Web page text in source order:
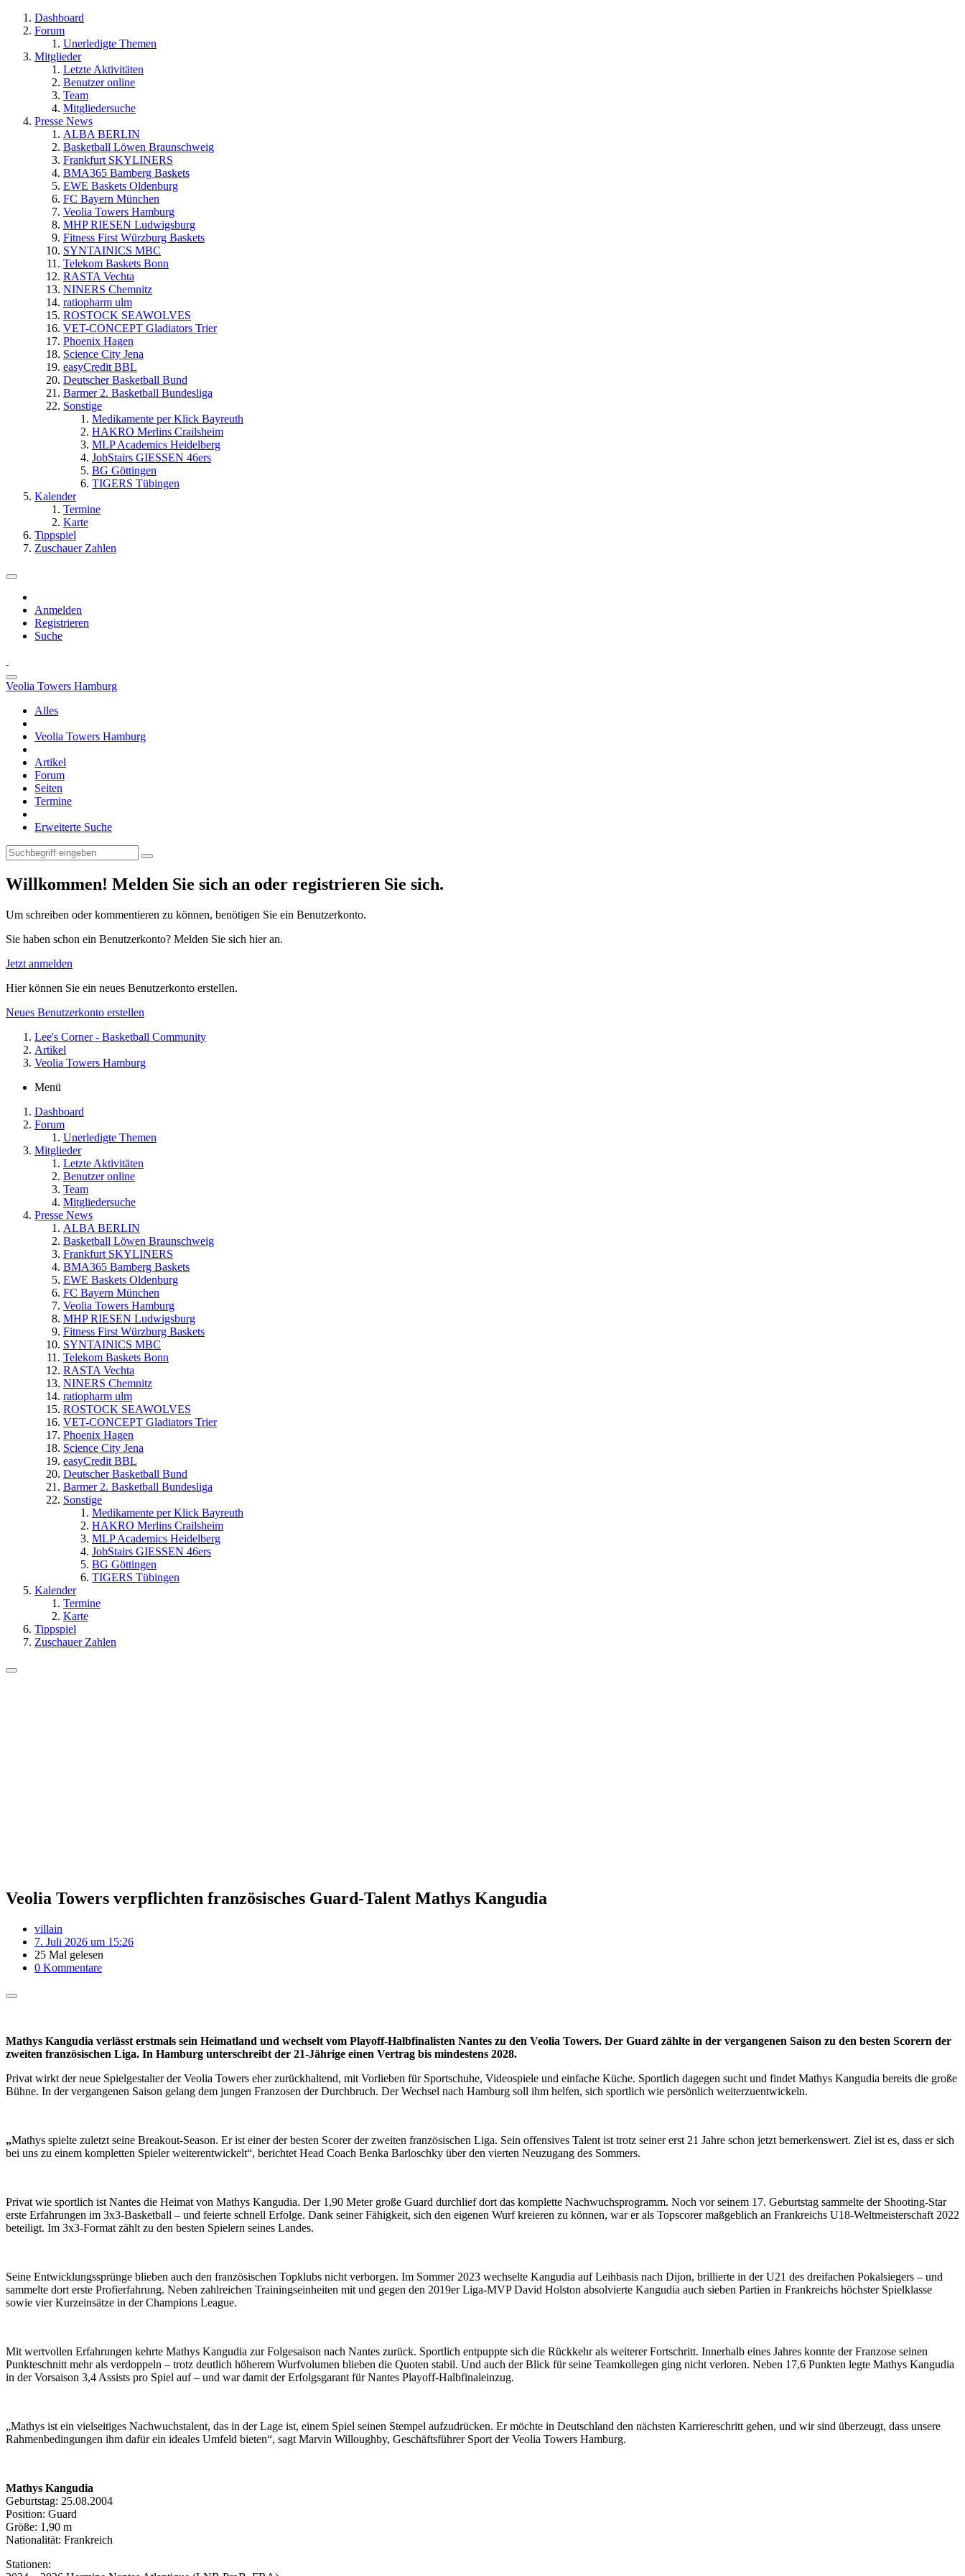
Dashboard
Forum
Unerledigte Themen
Mitglieder
Letzte Aktivitäten
Benutzer online
Team
Mitgliedersuche
Presse News
ALBA BERLIN
Basketball Löwen Braunschweig
Frankfurt SKYLINERS
BMA365 Bamberg Baskets
EWE Baskets Oldenburg
FC Bayern München
Veolia Towers Hamburg
MHP RIESEN Ludwigsburg
Fitness First Würzburg Baskets
SYNTAINICS MBC
Telekom Baskets Bonn
RASTA Vechta
NINERS Chemnitz
ratiopharm ulm
ROSTOCK SEAWOLVES
VET-CONCEPT Gladiators Trier
Phoenix Hagen
Science City Jena
easyCredit BBL
Deutscher Basketball Bund
Barmer 2. Basketball Bundesliga
Sonstige
Medikamente per Klick Bayreuth
HAKRO Merlins Crailsheim
MLP Academics Heidelberg
JobStairs GIESSEN 46ers
BG Göttingen
TIGERS Tübingen
Kalender
Termine
Karte
Tippspiel
Zuschauer Zahlen
Anmelden
Registrieren
Suche
Veolia Towers Hamburg
Alles
Veolia Towers Hamburg
Artikel
Forum
Seiten
Termine
Erweiterte Suche
Willkommen! Melden Sie sich an oder registrieren Sie sich.
Um schreiben oder kommentieren zu können, benötigen Sie ein Benutzerkonto.
Sie haben schon ein Benutzerkonto? Melden Sie sich hier an.
Jetzt anmelden
Hier können Sie ein neues Benutzerkonto erstellen.
Neues Benutzerkonto erstellen
Lee's Corner - Basketball Community
Artikel
Veolia Towers Hamburg
Menü
Dashboard
Forum
Unerledigte Themen
Mitglieder
Letzte Aktivitäten
Benutzer online
Team
Mitgliedersuche
Presse News
ALBA BERLIN
Basketball Löwen Braunschweig
Frankfurt SKYLINERS
BMA365 Bamberg Baskets
EWE Baskets Oldenburg
FC Bayern München
Veolia Towers Hamburg
MHP RIESEN Ludwigsburg
Fitness First Würzburg Baskets
SYNTAINICS MBC
Telekom Baskets Bonn
RASTA Vechta
NINERS Chemnitz
ratiopharm ulm
ROSTOCK SEAWOLVES
VET-CONCEPT Gladiators Trier
Phoenix Hagen
Science City Jena
easyCredit BBL
Deutscher Basketball Bund
Barmer 2. Basketball Bundesliga
Sonstige
Medikamente per Klick Bayreuth
HAKRO Merlins Crailsheim
MLP Academics Heidelberg
JobStairs GIESSEN 46ers
BG Göttingen
TIGERS Tübingen
Kalender
Termine
Karte
Tippspiel
Zuschauer Zahlen
Veolia Towers verpflichten französisches Guard-Talent Mathys Kangudia
villain
7. Juli 2026 um 15:26
25 Mal gelesen
0 Kommentare
Mathys Kangudia verlässt erstmals sein Heimatland und wechselt vom Playoff-Halbfinalisten Nantes zu den Veolia Towers. Der Guard zählte in der vergangenen Saison zu den besten Scorern der
zweiten französischen Liga. In Hamburg unterschreibt der 21-Jährige einen Vertrag bis mindestens 2028.
Privat wirkt der neue Spielgestalter der Veolia Towers eher zurückhaltend, mit Vorlieben für Sportschuhe, Videospiele und einfache Küche. Sportlich dagegen sucht und findet Mathys Kangudia bereits die große
Bühne. In der vergangenen Saison gelang dem jungen Franzosen der Durchbruch. Der Wechsel nach Hamburg soll ihm helfen, sich sportlich wie persönlich weiterzuentwickeln.
„Mathys spielte zuletzt seine Breakout-Season. Er ist einer der besten Scorer der zweiten französischen Liga. Sein offensives Talent ist trotz seiner erst 21 Jahre schon jetzt bemerkenswert. Ziel ist es, dass er sich
bei uns zu einem kompletten Spieler weiterentwickelt“, berichtet Head Coach Benka Barloschky über den vierten Neuzugang des Sommers.
Privat wie sportlich ist Nantes die Heimat von Mathys Kangudia. Der 1,90 Meter große Guard durchlief dort das komplette Nachwuchsprogramm. Noch vor seinem 17. Geburtstag sammelte der Shooting-Star
erste Erfahrungen im 3x3-Basketball – und feierte schnell Erfolge. Dank seiner Fähigkeit, sich den eigenen Wurf kreieren zu können, war er als Topscorer maßgeblich an Frankreichs U18-Weltmeisterschaft 2022
beteiligt. Im 3x3-Format zählt zu den besten Spielern seines Landes.
Seine Entwicklungssprünge blieben auch den französischen Topklubs nicht verborgen. Im Sommer 2023 wechselte Kangudia auf Leihbasis nach Dijon, brillierte in der U21 des dreifachen Pokalsiegers – und
sammelte dort erste Profierfahrung. Neben zahlreichen Trainingseinheiten mit und gegen den 2019er Liga-MVP David Holston absolvierte Kangudia auch sieben Partien in Frankreichs höchster Spielklasse
sowie vier Kurzeinsätze in der Champions League.
Mit wertvollen Erfahrungen kehrte Mathys Kangudia zur Folgesaison nach Nantes zurück. Sportlich entpuppte sich die Rückkehr als weiterer Fortschritt. Innerhalb eines Jahres konnte der Franzose seinen
Punkteschnitt mehr als verdoppeln – trotz deutlich höherem Wurfvolumen blieben die Quoten stabil. Und auch der Blick für seine Teamkollegen ging nicht verloren. Neben 17,6 Punkten legte Mathys Kangudia
in der Vorsaison 3,4 Assists pro Spiel auf – und war damit der Erfolgsgarant für Nantes Playoff-Halbfinaleinzug.
„Mathys ist ein vielseitiges Nachwuchstalent, das in der Lage ist, einem Spiel seinen Stempel aufzudrücken. Er möchte in Deutschland den nächsten Karriereschritt gehen, und wir sind überzeugt, dass unsere
Rahmenbedingungen ihm dafür ein ideales Umfeld bieten“, sagt Marvin Willoughby, Geschäftsführer Sport der Veolia Towers Hamburg.
Mathys Kangudia
Geburtstag: 25.08.2004
Position: Guard
Größe: 1,90 m
Nationalität: Frankreich
Stationen: